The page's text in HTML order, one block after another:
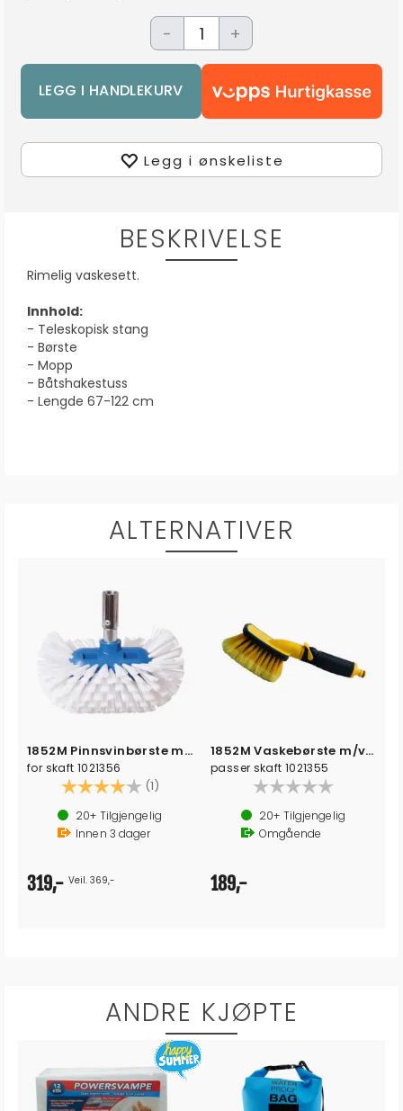
- +
Legg i ønskeliste
BESKRIVELSE
Rimelig vaskesett.
Innhold:
- Teleskopisk stang
- Børste
- Mopp
- Båtshakestuss
- Lengde 67-122 cm
ALTERNATIVER
1852M Pinnsvinbørste m/vanntilkobling
for skaft 1021356
Karakter: (1) 4.0 av 5 mulige
20+ Tilgjengelig
Innen 3 dager
319,- Veil. 369,-
1852M Vaskebørste m/vanntilkobling
passer skaft 1021355
20+ Tilgjengelig
Omgående
189,-
ANDRE KJØPTE